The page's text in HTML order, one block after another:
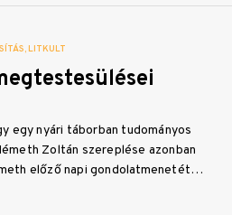
LITKULT
egy nyári táborban tudományos
Zoltán szereplése azonban
előző napi gondolatmenetét…